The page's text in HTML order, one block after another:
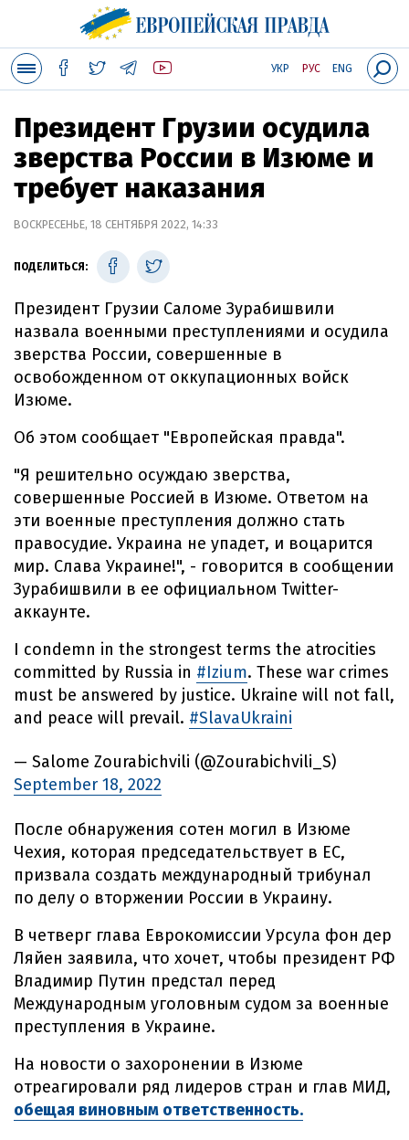
УКР РУС ENG
Президент Грузии осудила
зверства России в Изюме и
требует наказания
ВОСКРЕСЕНЬЕ, 18 СЕНТЯБРЯ 2022, 14:33
ПОДЕЛИТЬСЯ:
Президент Грузии Саломе Зурабишвили
назвала военными преступлениями и осудила
зверства России, совершенные в
освобожденном от оккупационных войск
Изюме.
Об этом сообщает "Европейская правда".
"Я решительно осуждаю зверства,
совершенные Россией в Изюме. Ответом на
эти военные преступления должно стать
правосудие. Украина не упадет, и воцарится
мир. Слава Украине!", - говорится в сообщении
Зурабишвили в ее официальном Twitter-
аккаунте.
I condemn in the strongest terms the atrocities
committed by Russia in #Izium. These war crimes
must be answered by justice. Ukraine will not fall,
and peace will prevail. #SlavaUkraini
— Salome Zourabichvili (@Zourabichvili_S)
September 18, 2022
После обнаружения сотен могил в Изюме
Чехия, которая председательствует в ЕС,
призвала создать международный трибунал
по делу о вторжении России в Украину.
В четверг глава Еврокомиссии Урсула фон дер
Ляйен заявила, что хочет, чтобы президент РФ
Владимир Путин предстал перед
Международным уголовным судом за военные
преступления в Украине.
На новости о захоронении в Изюме
отреагировали ряд лидеров стран и глав МИД,
обещая виновным ответственность.